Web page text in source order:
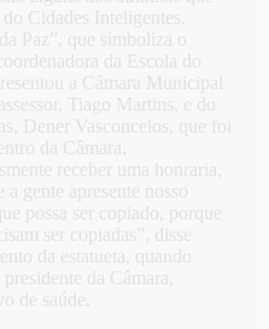
Cidades Inteligentes.
Paz”, que simboliza o
da Escola do
a Câmara Municipal
Tiago Martins, e do
Dener Vasconcelos, que foi
da Câmara.
receber uma honraria,
a gente apresente nosso
possa ser copiado, porque
ser copiadas”, disse
da estatueta, quando
da Câmara,
de saúde.